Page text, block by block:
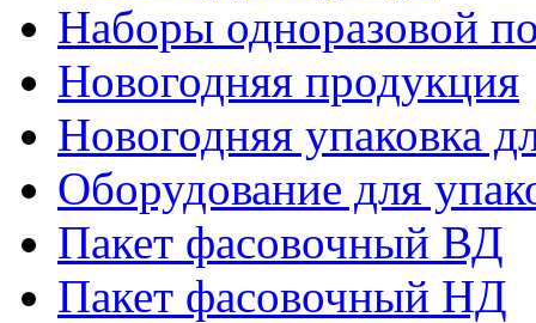
Наборы одноразовой
Новогодняя продукция
Новогодняя упаковка
Оборудование для
Пакет фасовочный ВД
Пакет фасовочный НД